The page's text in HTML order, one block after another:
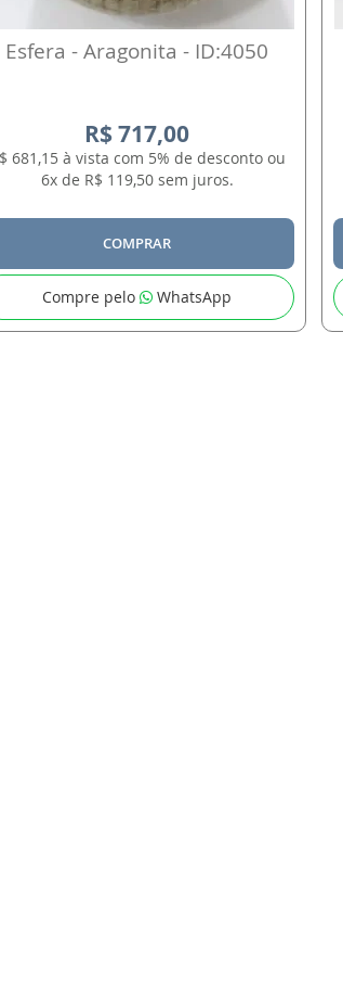
Esfera - Aragonita - ID:4050
R$ 717,00
681,15 à vista com 5% de desconto ou
6x de R$ 119,50 sem juros.
COMPRAR
Compre pelo WhatsApp